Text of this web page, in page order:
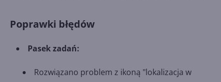
Poprawki błędów
Pasek zadań:
Rozwiązano problem z ikoną "lokalizacja w